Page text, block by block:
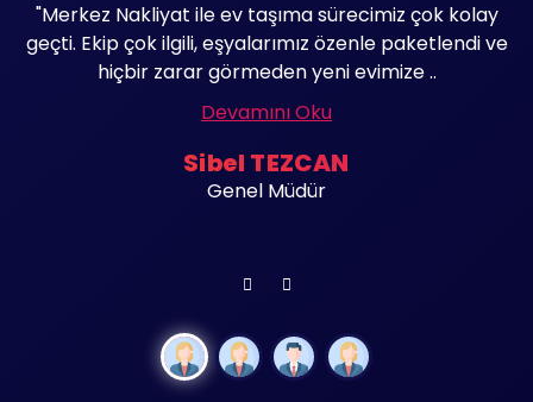
"Merkez Nakliyat ile ev taşıma sürecimiz çok kolay
geçti. Ekip çok ilgili, eşyalarımız özenle paketlendi ve
hiçbir zarar görmeden yeni evimize ..
Devamını Oku
Sibel TEZCAN
Genel Müdür